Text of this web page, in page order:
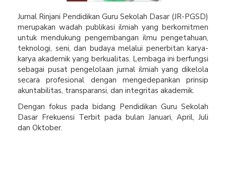
Jurnal Rinjani Pendidikan Guru Sekolah Dasar (JR-PGSD)
merupakan wadah publikasi ilmiah yang berkomitmen
untuk mendukung pengembangan ilmu pengetahuan,
teknologi, seni, dan budaya melalui penerbitan karya-
karya akademik yang berkualitas. Lembaga ini berfungsi
sebagai pusat pengelolaan jurnal ilmiah yang dikelola
secara profesional dengan mengedepankan prinsip
akuntabilitas, transparansi, dan integritas akademik.
Dengan fokus pada bidang Pendidikan Guru Sekolah
Dasar Frekuensi Terbit pada bulan Januari, April, Juli
dan Oktober.